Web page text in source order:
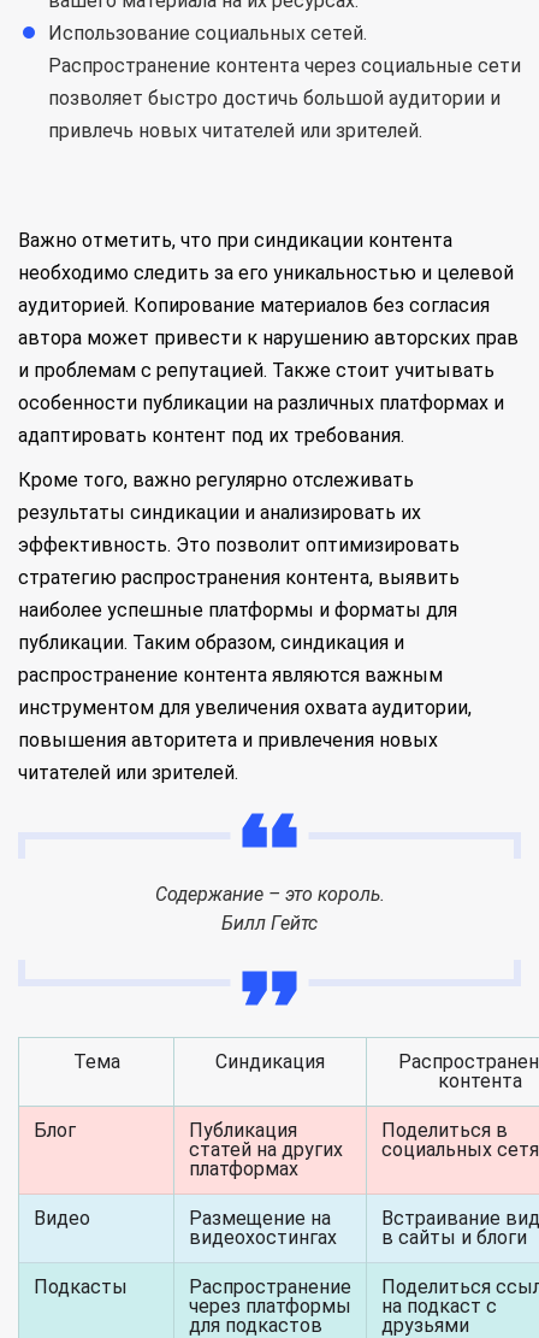
Использование социальных сетей.
Распространение контента через социальные сети
позволяет быстро достичь большой аудитории и
привлечь новых читателей или зрителей.
Важно отметить, что при синдикации контента
необходимо следить за его уникальностью и целевой
аудиторией. Копирование материалов без согласия
автора может привести к нарушению авторских прав
и проблемам с репутацией. Также стоит учитывать
особенности публикации на различных платформах и
адаптировать контент под их требования.
Кроме того, важно регулярно отслеживать
результаты синдикации и анализировать их
эффективность. Это позволит оптимизировать
стратегию распространения контента, выявить
наиболее успешные платформы и форматы для
публикации. Таким образом, синдикация и
распространение контента являются важным
инструментом для увеличения охвата аудитории,
повышения авторитета и привлечения новых
читателей или зрителей.
Содержание – это король.
Билл Гейтс
Тема Синдикация
контента
Блог
Публикация
статей на других
платформах
Поделиться в
социальных
Видео
Размещение на
видеохостингах
Встраивание
в сайты и блоги
Подкасты
Распространение
через платформы
для подкастов
Поделиться
на подкаст с
друзьями